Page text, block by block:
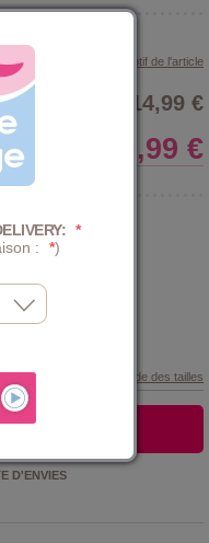
> Voir le descriptif de l'article
14,99 €
11,99 €
Guide des tailles
D'ENVIES
*
:
*)